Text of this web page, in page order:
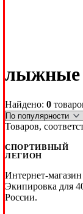
лыжные
Найдено: 0
Товаров,
СПОРТИВНЫЙ
ЛЕГИОН
Интернет-
Экипировка для
России.